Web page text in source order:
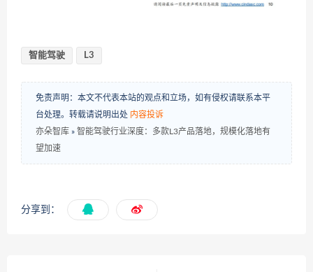
智能驾驶 L3
免责声明：本文不代表本站的观点和立场，如有侵权请联系本平
台处理。转载请说明出处 内容投诉
亦朵智库 » 智能驾驶行业深度：多款L3产品落地，规模化落地有
望加速
分享到：